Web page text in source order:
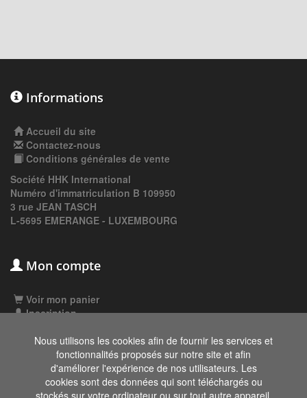
Informations
Accueil du site
Contactez-nous
Conditions générales de vente
Société HHK International
Numéro d'immatriculation B 109950
3 rue JEAN TASCH
L-5695 EMERANGE - LUXEMBOURG
Mon compte
Voir mon panier
Inscription
Les données affichées ici, particulièrement la
base de donnée complète, ne doivent pas être
Nous utilisons les cookies afin de fournir les services et
fonctionnalités proposés sur notre site et afin
d'améliorer l'expérience de nos utilisateurs. Les
cookies sont des données qui sont téléchargés ou
stockés sur votre ordinateur ou sur tout autre appareil.